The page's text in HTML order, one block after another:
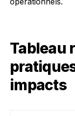
Tableau
impacts